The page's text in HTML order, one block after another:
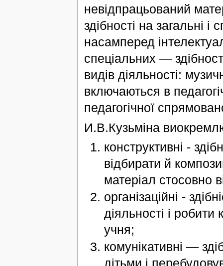
невідпрацьований
здібності на загальні
насамперед
спеціальних —
видів діяльності:
включаються в
педагогічної
И.В.Кузьміна
конструктивні -
відбирати й
матеріал стосовно
організаційні -
діяльності і
учня;
комунікативні —